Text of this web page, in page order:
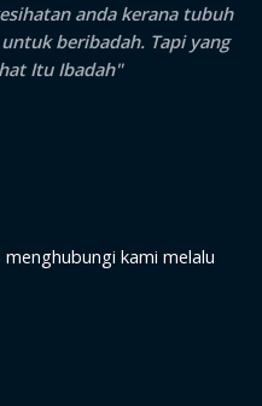
anda kerana tubuh
beribadah. Tapi yang
Itu Ibadah"
kami melalu